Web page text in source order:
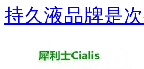
持久液品牌是